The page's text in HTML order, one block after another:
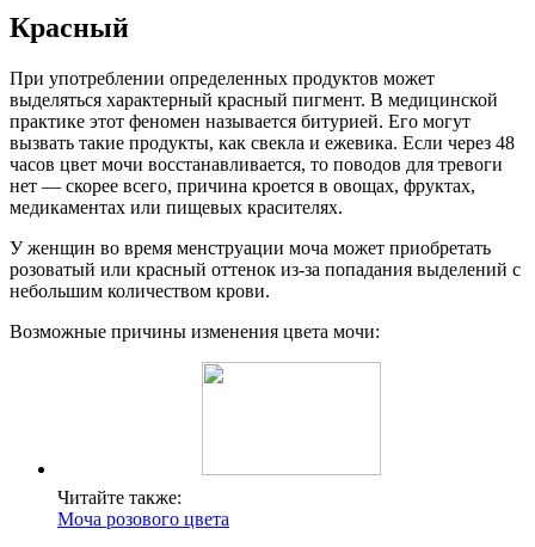
Красный
При употреблении определенных продуктов может
выделяться характерный красный пигмент. В медицинской
практике этот феномен называется битурией. Его могут
вызвать такие продукты, как свекла и ежевика. Если через 48
часов цвет мочи восстанавливается, то поводов для тревоги
нет — скорее всего, причина кроется в овощах, фруктах,
медикаментах или пищевых красителях.
У женщин во время менструации моча может приобретать
розоватый или красный оттенок из-за попадания выделений с
небольшим количеством крови.
Возможные причины изменения цвета мочи:
Читайте также:
Моча розового цвета